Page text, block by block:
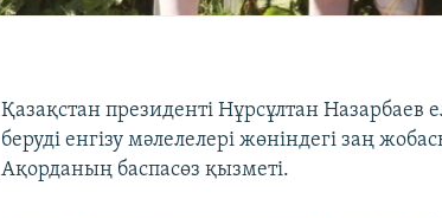
Қазақстан президенті Нұрсұлтан
беруді енгізу мәлелелері жөніндегі заң
Ақорданың баспасөз қызметі.